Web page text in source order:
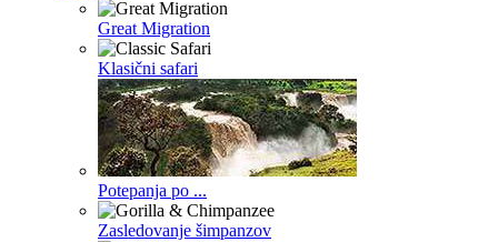
Great Migration
Klasični safari
Potepanja po ...
Zasledovanje šimpanzov